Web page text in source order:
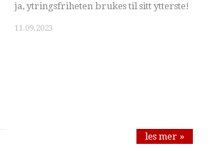
ja, ytringsfriheten brukes til sitt ytterste!
11.09.2023
les mer »